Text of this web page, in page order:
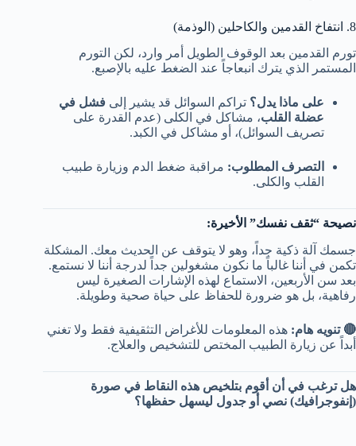
8. انتفاخ القدمين والكاحلين (الوذمة)
تورم القدمين بعد الوقوف الطويل أمر وارد، لكن التورم
المستمر الذي يترك انبعاجاً عند الضغط عليه بالإصبع.
على ماذا يدل؟ تراكم السوائل قد يشير إلى فشل في
عضلة القلب، مشاكل في الكلى (عدم القدرة على
تصريف السوائل)، أو مشاكل في الكبد.
التصرف المطلوب: مراقبة ضغط الدم وزيارة طبيب
القلب والكلى.
نصيحة “ثقف نفسك” الأخيرة:
جسمك آلة ذكية جداً، وهو لا يتوقف عن الحديث معك. المشكلة
تكمن في أننا غالباً ما نكون مشغولين جداً لدرجة أننا لا نستمع.
بعد سن الأربعين، الاستماع لهذه الإشارات الصغيرة ليس
رفاهية، بل هو ضرورة للحفاظ على حياة صحية وطويلة.
🔴 تنويه هام: هذه المعلومات للأغراض التثقيفية فقط ولا تغني
أبداً عن زيارة الطبيب المختص للتشخيص والعلاج.
هل ترغب في أن أقوم بتلخيص هذه النقاط في صورة
(إنفوجرافيك) نصي أو جدول ليسهل حفظها؟